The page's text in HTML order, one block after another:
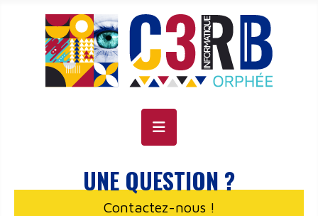
UNE QUESTION ?
Contactez-nous !